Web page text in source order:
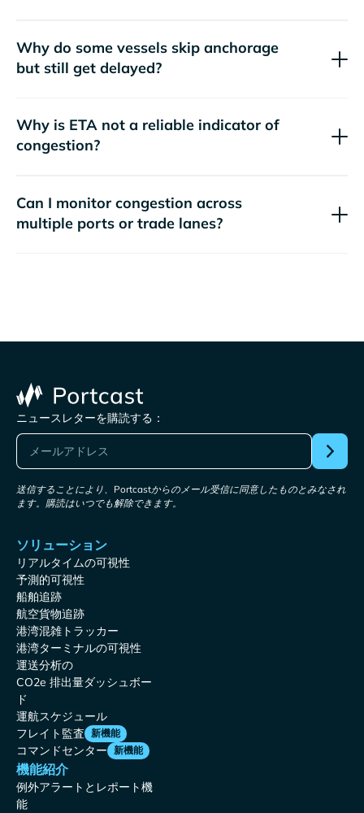
Why do some vessels skip anchorage
but still get delayed?
Why is ETA not a reliable indicator of
congestion?
Can I monitor congestion across
multiple ports or trade lanes?
ニュースレターを購読する：
送信することにより、Portcastからのメール受信に同意したものとみなされ
ます。購読はいつでも解除できます。
ソリューション
リアルタイムの可視性
予測的可視性
船舶追跡
航空貨物追跡
港湾混雑トラッカー
港湾ターミナルの可視性
運送分析の
CO2e 排出量ダッシュボー
ド
運航スケジュール
フレイト監査 新機能
コマンドセンター 新機能
機能紹介
例外アラートとレポート機
能